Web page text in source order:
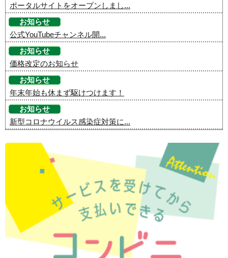
ポータルサイトをオープンしまし...
お知らせ
公式YouTubeチャンネル開...
お知らせ
価格改定のお知らせ
お知らせ
年末年始も休まず駆けつけます！
お知らせ
新型コロナウイルス感染症対策に...